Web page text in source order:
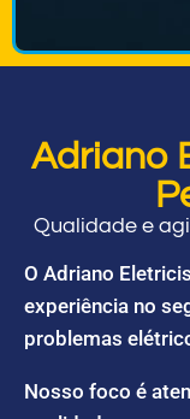
Adriano
Qualidade e
O Adriano
experiência no
problemas
Nosso foco é